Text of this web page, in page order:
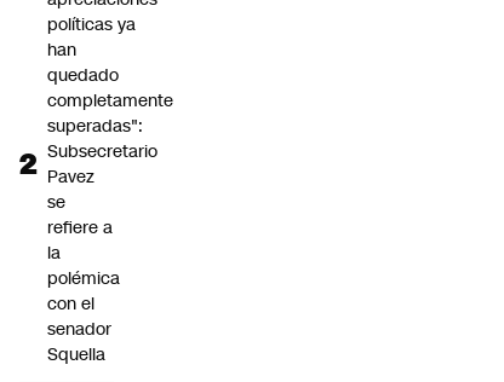
políticas ya
han
quedado
completamente
superadas":
Subsecretario
Pavez
se
refiere a
la
polémica
con el
senador
Squella